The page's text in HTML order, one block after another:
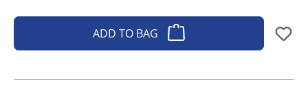
ADD TO BAG